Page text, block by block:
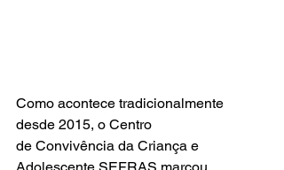
Como acontece tradicionalmente
desde 2015, o Centro
de Convivência da Criança e